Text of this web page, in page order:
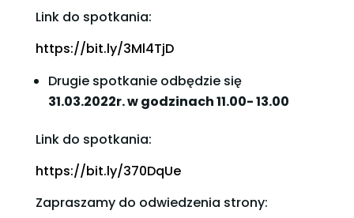
Link do spotkania:
https://bit.ly/3Ml4TjD
Drugie spotkanie odbędzie się
31.03.2022r. w godzinach 11.00- 13.00
Link do spotkania:
https://bit.ly/370DqUe
Zapraszamy do odwiedzenia strony: